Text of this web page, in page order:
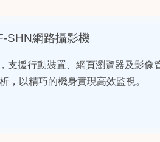
SHN網路攝影機
援行動裝置、網頁瀏覽器及影像
，以精巧的機身實現高效監視。